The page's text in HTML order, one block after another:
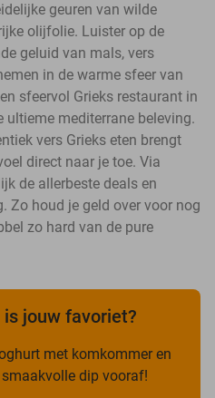
geuren van wilde
olijfolie. Luister op de
geluid van mals, vers
in de warme sfeer van
sfeervol Grieks restaurant in
mediterrane beleving.
vers Grieks eten brengt
direct naar je toe. Via
de allerbeste deals en
Zo houd je geld over voor nog
zo hard van de pure
jouw favoriet?
met komkommer en
dip vooraf!